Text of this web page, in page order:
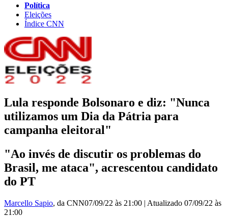
Política
Eleições
Índice CNN
Lula responde Bolsonaro e diz: "Nunca
utilizamos um Dia da Pátria para
campanha eleitoral"
"Ao invés de discutir os problemas do
Brasil, me ataca", acrescentou candidato
do PT
Marcello Sapio, da CNN07/09/22 às 21:00 | Atualizado 07/09/22 às
21:00